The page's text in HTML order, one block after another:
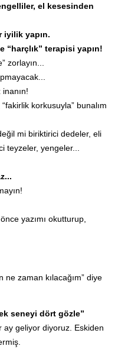
el kesesinden
iyilik yapın.
“harçlık” terapisi yapın!
zorlayın...
korkusuyla” bunalım
mi biriktirici dedeler, eli
teyzeler, yengeler...
yazımı okutturup,
ne zaman kılacağım” diye
seneyi dört gözle”
ay geliyor diyoruz. Eskiden